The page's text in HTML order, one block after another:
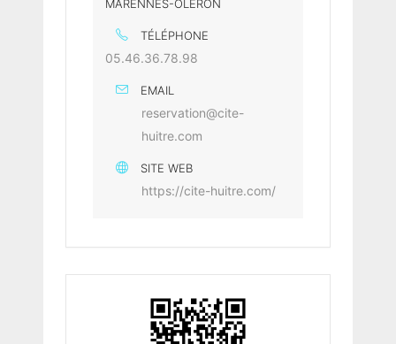
MARENNES-OLÉRON
TÉLÉPHONE
05.46.36.78.98
EMAIL
reservation@cite-
huitre.com
SITE WEB
https://cite-huitre.com/